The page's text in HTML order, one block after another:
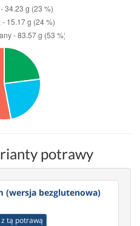
potrawy
(wersja bezglutenowa)
z tą potrawą